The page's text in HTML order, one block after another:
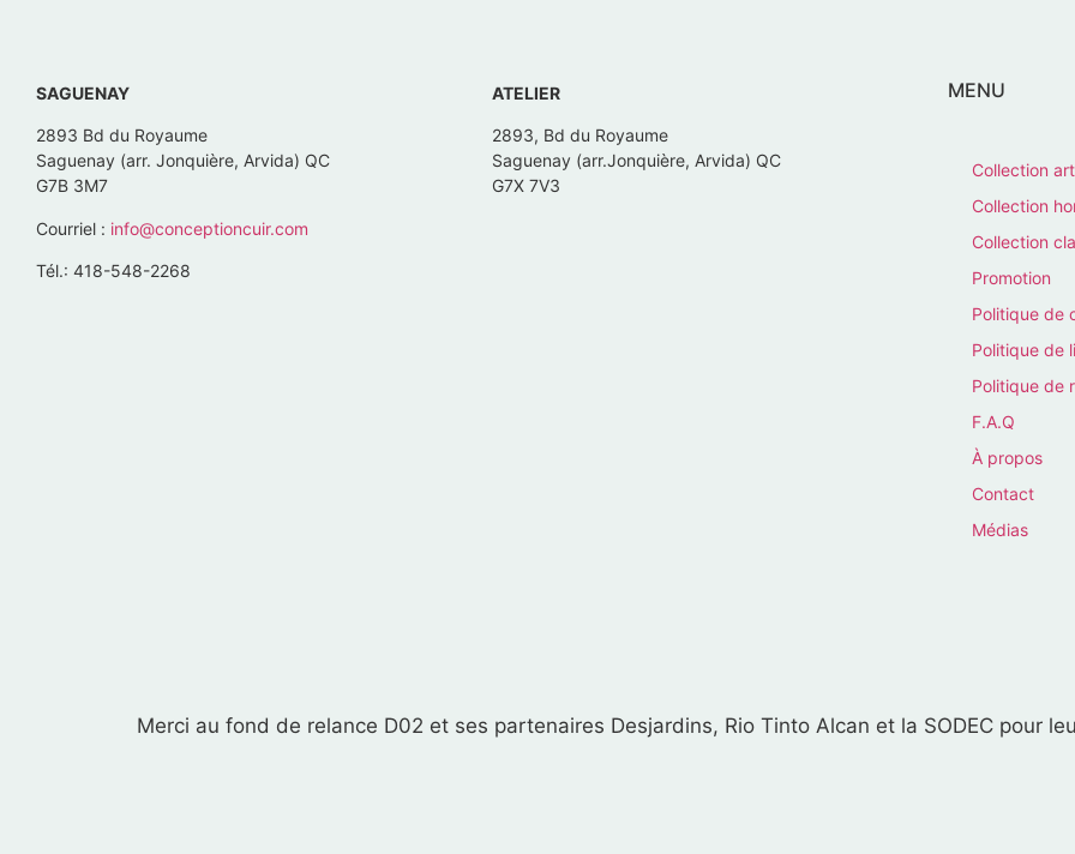
SAGUENAY
2893 Bd du Royaume
Saguenay (arr. Jonquière, Arvida) QC
G7B 3M7
Courriel : info@conceptioncuir.com
Tél.: 418-548-2268
ATELIER
2893, Bd du Royaume
Saguenay (arr.Jonquière, Arvida) QC
G7X 7V3
MENU
Collection
Collection
Collection
Promotion
Politique de
Politique de
Politique de
F.A.Q
À propos
Contact
Médias
Merci au fond de relance D02 et ses partenaires Desjardins, Rio Tinto Alcan et la SODEC pour